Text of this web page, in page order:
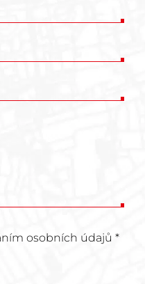
osobních údajů *